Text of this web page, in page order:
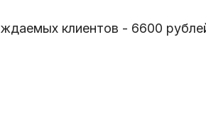
клиентов - 6600